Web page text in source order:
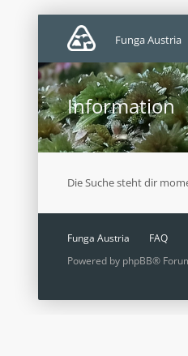
Funga Austria
Information
Die Suche steht dir
Funga Austria FAQ
Powered by phpBB®